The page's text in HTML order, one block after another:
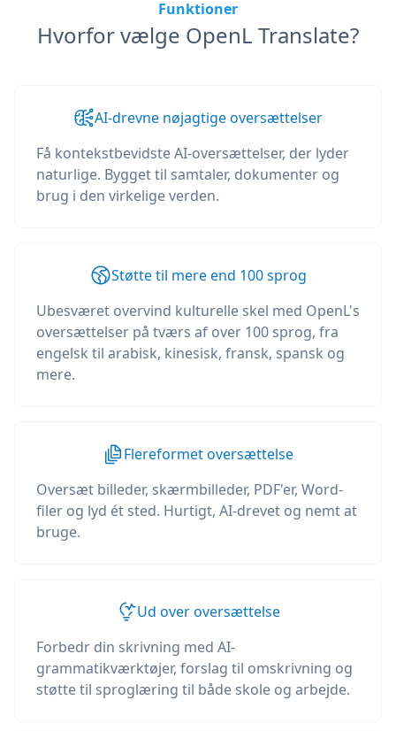
Funktioner
Hvorfor vælge OpenL Translate?
AI-drevne nøjagtige oversættelser
Få kontekstbevidste AI-oversættelser, der lyder
naturlige. Bygget til samtaler, dokumenter og
brug i den virkelige verden.
Støtte til mere end 100 sprog
Ubesværet overvind kulturelle skel med OpenL's
oversættelser på tværs af over 100 sprog, fra
engelsk til arabisk, kinesisk, fransk, spansk og
mere.
Flereformet oversættelse
Oversæt billeder, skærmbilleder, PDF'er, Word-
filer og lyd ét sted. Hurtigt, AI-drevet og nemt at
bruge.
Ud over oversættelse
Forbedr din skrivning med AI-
grammatikværktøjer, forslag til omskrivning og
støtte til sproglæring til både skole og arbejde.